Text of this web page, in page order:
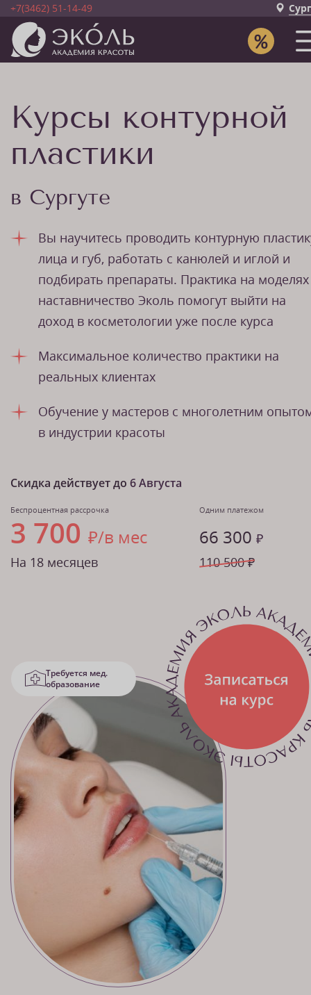
+7(3462) 51-14-49
Курсы контурной
пластики
в Сургуте
Вы научитесь проводить контурную
лица и губ, работать с канюлей и иглой и
подбирать препараты. Практика на
наставничество Эколь помогут выйти на
доход в косметологии уже после курса
Максимальное количество практики на
реальных клиентах
Обучение у мастеров с многолетним
в индустрии красоты
Скидка действует до 6 Августа
Беспроцентная рассрочка
3 700 ₽/в мес
На 18 месяцев
Одним платежом
66 300 ₽
110 500 ₽
Требуется мед.
образование